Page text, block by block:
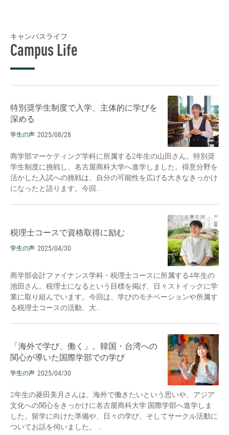
キャンパスライフ
Campus Life
特別奨学生制度で入学、主体的に学びを
深める
学生の声 2025/08/28
商学部マーケティング学科に所属する2年生の山田さん。特別奨
学生制度に挑戦し、名古屋商科大学へ進学しました。得意分野を
活かした入試への挑戦は、自分の可能性を広げる大きなきっかけ
になったと語ります。今回...
税理士コースで資格取得に励む
学生の声 2025/04/30
商学部会計ファイナンス学科・税理士コースに所属する4年生の
池田さん。税理士になるという目標を掲げ、日々ストイックに学
業に取り組んでいます。今回は、学びのモチベーションや所属す
る税理士コースの活動、大...
「海外で学び、働く」。韓国・台湾への
関心が導いた国際学部での学び
学生の声 2025/04/30
2年生の菱田美月さんは、海外で働きたいという思いや、アジア
文化への関心をきっかけに名古屋商科大学 国際学部へ進学しま
した。留学に向けた準備や、日々の学び、そしてサークル活動に
ついてお話を伺いました。 ...